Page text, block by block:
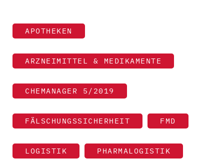
APOTHEKEN
ARZNEIMITTEL & MEDIKAMENTE
CHEMANAGER 5/2019
FÄLSCHUNGSSICHERHEIT FMD
LOGISTIK PHARMALOGISTIK